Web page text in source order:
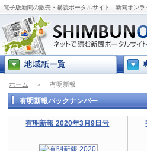
電子版新聞の販売・購読ポータルサイト - 新聞オンラ
ホーム ＞ 有明新報
有明新報バックナンバー
有明新報 2020年3月9日号